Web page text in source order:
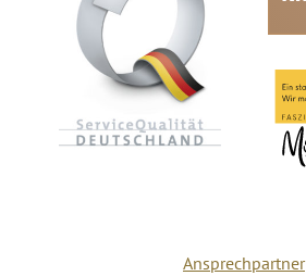
Ansprechpartner